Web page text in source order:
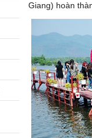
Giang) hoàn